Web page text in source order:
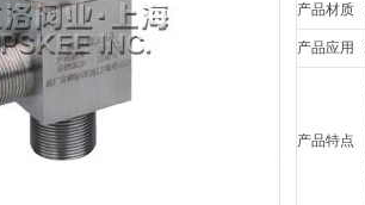
产品材质
产品应用
产品特点